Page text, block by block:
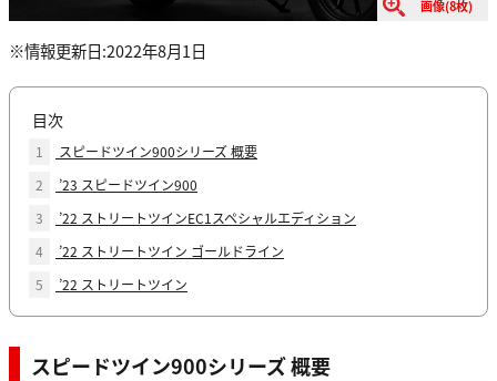
画像(8枚)
※情報更新日:2022年8月1日
目次
1
スピードツイン900シリーズ 概要
2
’23 スピードツイン900
3
’22 ストリートツインEC1スペシャルエディション
4
’22 ストリートツイン ゴールドライン
5
’22 ストリートツイン
スピードツイン900シリーズ 概要